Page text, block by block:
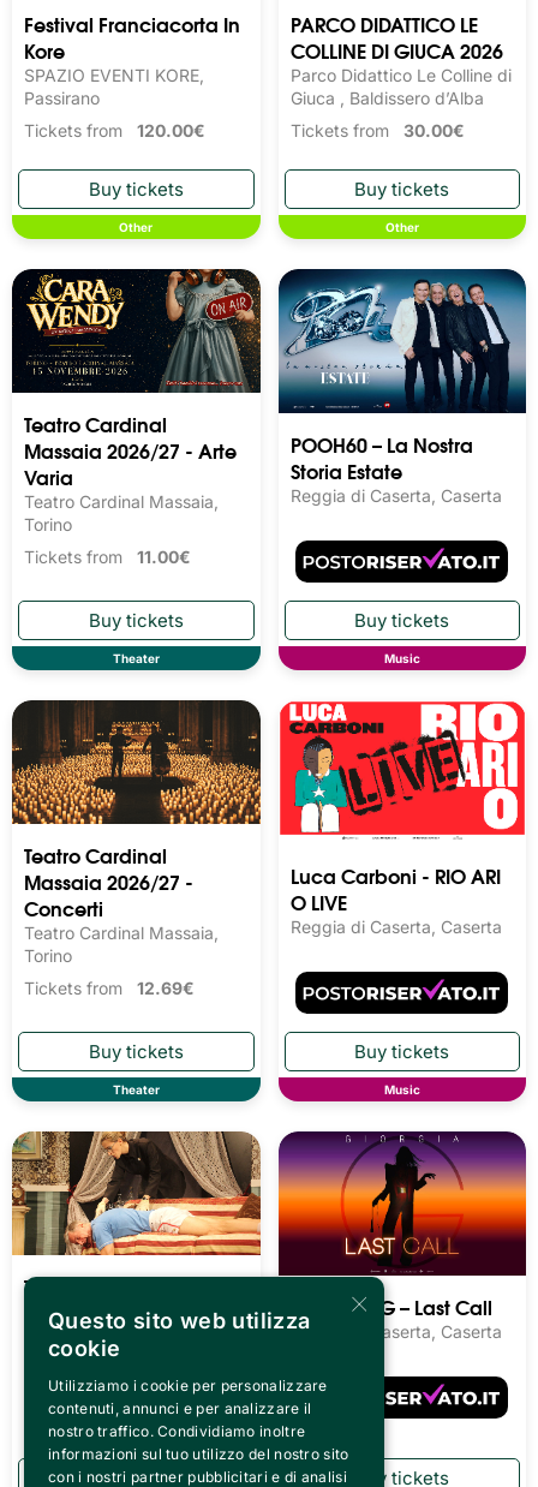
Festival Franciacorta In
Kore
SPAZIO EVENTI KORE,
Passirano
Tickets from 120.00€
Other
PARCO DIDATTICO LE
COLLINE DI GIUCA 2026
Parco Didattico Le Colline di
Giuca , Baldissero d’Alba
Tickets from 30.00€
Other
Teatro Cardinal
Massaia 2026/27 - Arte
Varia
Teatro Cardinal Massaia,
Torino
Tickets from 11.00€
Theater
POOH60 – La Nostra
Storia Estate
Reggia di Caserta, Caserta
Music
Teatro Cardinal
Massaia 2026/27 -
Concerti
Teatro Cardinal Massaia,
Torino
Tickets from 12.69€
Theater
Luca Carboni - RIO ARI
O LIVE
Reggia di Caserta, Caserta
Music
Teatro Cardinal
Massaia 2026/27 -
Teatro Prosa
Teatro Cardinal Massaia,
Torino
Tickets from11.00€
Giorgia – G – Last Call
Reggia di Caserta, Caserta
×
Questo sito web utilizza
cookie
Utilizziamo i cookie per personalizzare
contenuti, annunci e per analizzare il
nostro traffico. Condividiamo inoltre
informazioni sul tuo utilizzo del nostro sito
con i nostri partner pubblicitari e di analisi